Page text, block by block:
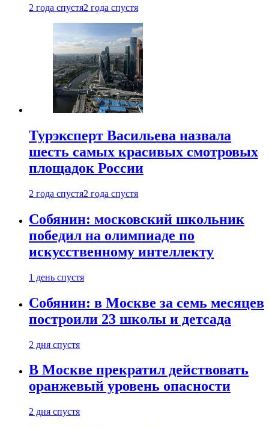
2 года спустя2 года спустя
Турэксперт Васильева назвала
шесть самых красивых смотровых
площадок России
2 года спустя2 года спустя
Собянин: московский школьник
победил на олимпиаде по
искусственному интеллекту
1 день спустя
Собянин: в Москве за семь месяцев
построили 23 школы и детсада
2 дня спустя
В Москве прекратил действовать
оранжевый уровень опасности
2 дня спустя